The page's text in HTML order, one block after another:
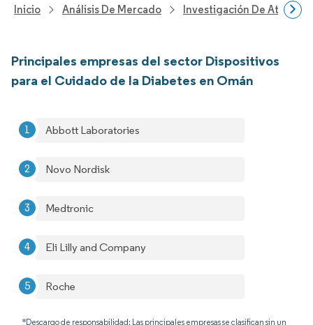
Inicio Análisis De Mercado Investigación De
Principales empresas del sector Dispositivos
para el Cuidado de la Diabetes en Omán
Abbott Laboratories
Novo Nordisk
Medtronic
Eli Lilly and Company
Roche
*Descargo de responsabilidad: Las principales empresas se clasifican sin un